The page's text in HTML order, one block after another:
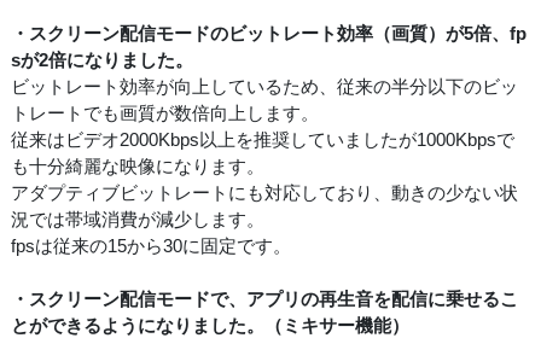
・スクリーン配信モードのビットレート効率（画質）が5倍、fp
sが2倍になりました。
ビットレート効率が向上しているため、従来の半分以下のビッ
トレートでも画質が数倍向上します。
従来はビデオ2000Kbps以上を推奨していましたが1000Kbpsで
も十分綺麗な映像になります。
アダプティブビットレートにも対応しており、動きの少ない状
況では帯域消費が減少します。
fpsは従来の15から30に固定です。
・スクリーン配信モードで、アプリの再生音を配信に乗せるこ
とができるようになりました。（ミキサー機能）